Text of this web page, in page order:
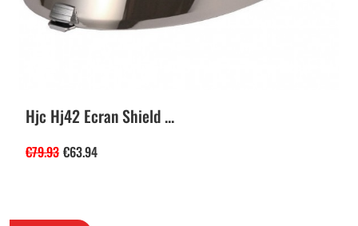
Hjc Hj42 Ecran Shield ...
€79.93 €63.94